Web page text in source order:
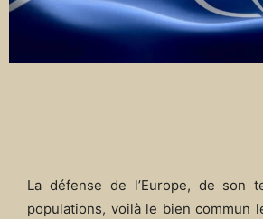
La défense de l’Europe, de son
populations, voilà le bien commun